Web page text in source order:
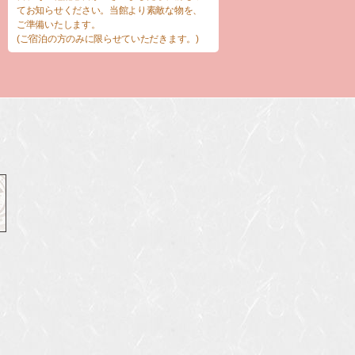
てお知らせください。当館より素敵な物を、
ご準備いたします。
(ご宿泊の方のみに限らせていただきます。)